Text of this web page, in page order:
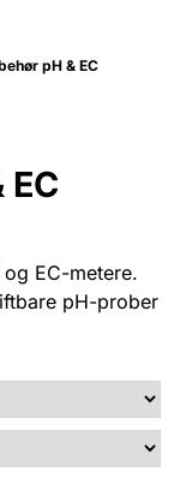
pH & EC
EC-metere.
pH-prober